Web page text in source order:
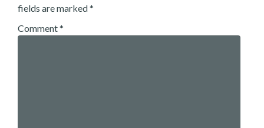
fields are marked*
Comment*